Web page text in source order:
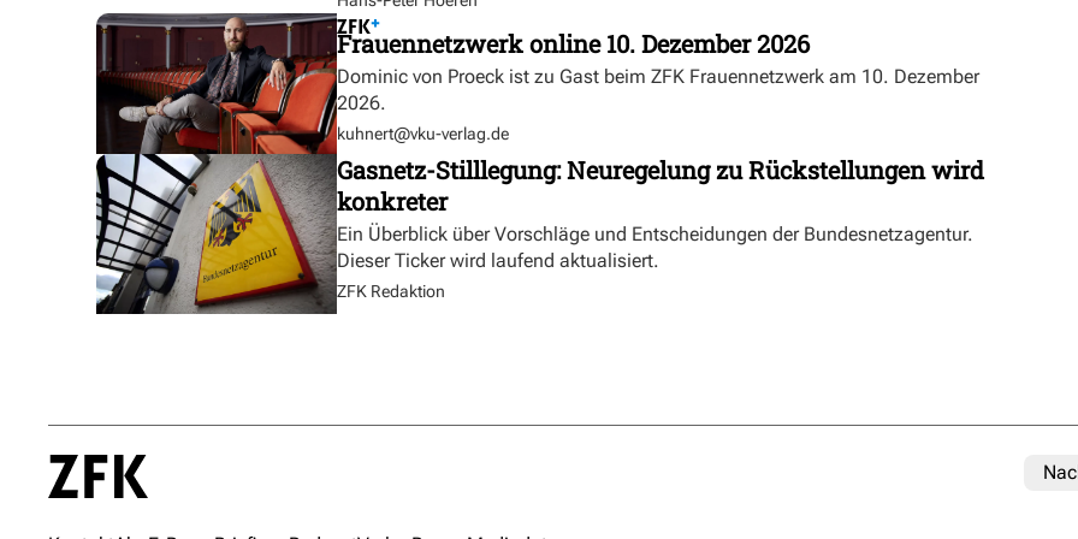
Frauennetzwerk online 10. Dezember 2026
Dominic von Proeck ist zu Gast beim ZFK Frauennetzwerk am 10. Dezember
2026.
kuhnert@vku-verlag.de
Gasnetz-Stilllegung: Neuregelung zu Rückstellungen wird
konkreter
Ein Überblick über Vorschläge und Entscheidungen der Bundesnetzagentur.
Dieser Ticker wird laufend aktualisiert.
ZFK Redaktion